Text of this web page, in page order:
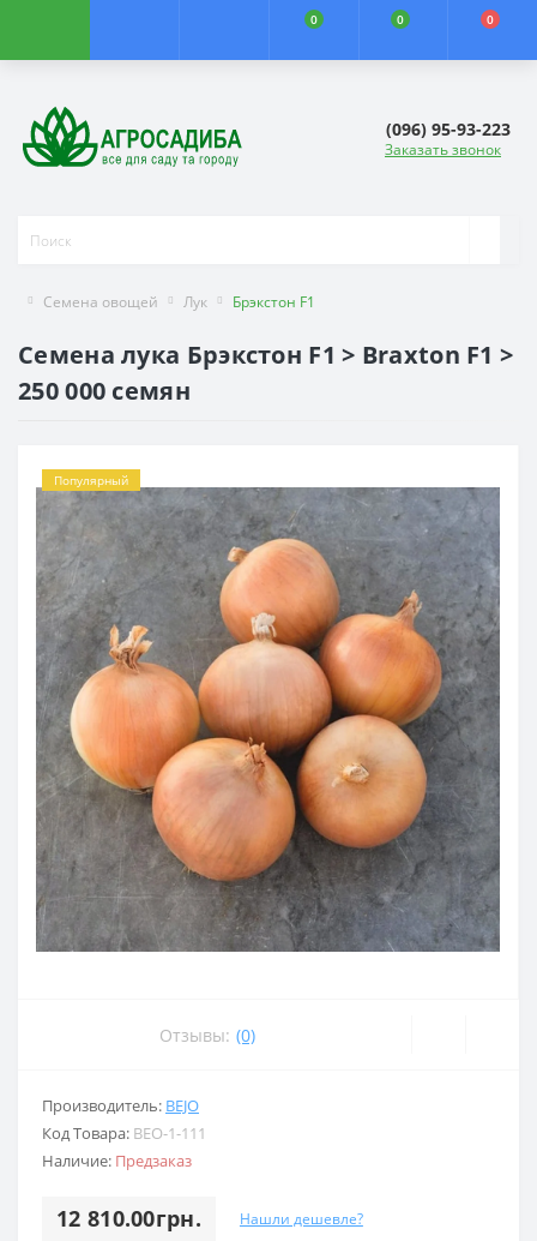
0 0 0
(096) 95-93-223
Заказать звонок
Семена овощей Лук Брэкстон F1
Семена лука Брэкстон F1 > Braxton F1 >
250 000 семян
Популярный
Отзывы: (0)
Производитель: BEJO
Код Товара: BEO-1-111
Наличие: Предзаказ
12 810.00грн. Нашли дешевле?